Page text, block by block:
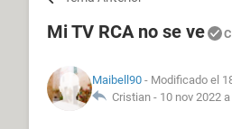
Mi TV RCA no se ve
Maibell90 - Modificado el
Cristian - 10 nov 2022